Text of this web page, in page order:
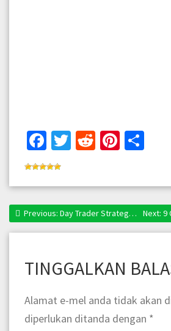
Facebook
Twitter
Reddit
Navigasi
Previous: Previous post:
Day Trader Strategy – Adakah Ianya Sesuai Dengan Anda? Next: 9
TINGGALKAN
Alamat e-mel anda tidak akan
diperlukan ditanda dengan *